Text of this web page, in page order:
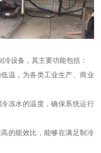
设备，其主要功能包括：
温，为各类工业生产、商业
冻水的温度，确保系统运行
的能效比，能够在满足制冷